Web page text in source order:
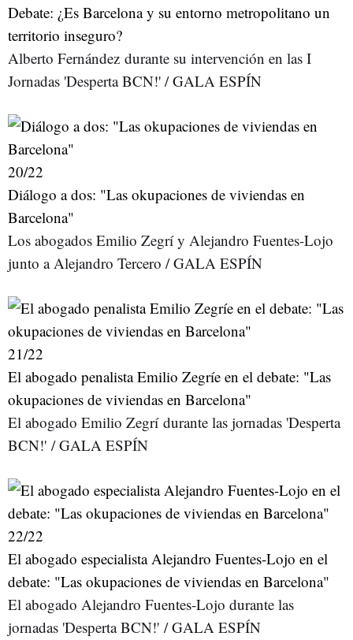
Debate: ¿Es Barcelona y su entorno metropolitano un
territorio inseguro?
Alberto Fernández durante su intervención en las I
Jornadas 'Desperta BCN!' / GALA ESPÍN
20/22
Diálogo a dos: "Las okupaciones de viviendas en
Barcelona"
Los abogados Emilio Zegrí y Alejandro Fuentes-Lojo
junto a Alejandro Tercero / GALA ESPÍN
21/22
El abogado penalista Emilio Zegríe en el debate: "Las
okupaciones de viviendas en Barcelona"
El abogado Emilio Zegrí durante las jornadas 'Desperta
BCN!' / GALA ESPÍN
22/22
El abogado especialista Alejandro Fuentes-Lojo en el
debate: "Las okupaciones de viviendas en Barcelona"
El abogado Alejandro Fuentes-Lojo durante las
jornadas 'Desperta BCN!' / GALA ESPÍN